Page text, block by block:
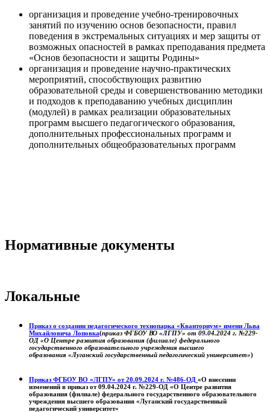
организация и проведение учебно-тренировочных
занятий по изучению основ безопасности, правил
поведения в экстремальных ситуациях и мер защиты от
возможных опасностей в рамках преподавания предмета
«Основ безопасности и защиты Родины»
организация и проведение научно-практических
мероприятий, способствующих развитию
образовательной среды и совершенствованию методики
и подходов к преподаванию учебных дисциплин
(модулей) в рамках реализации образовательных
программ высшего педагогического образования,
дополнительных профессиональных программ и
дополнительных общеобразовательных программ
Нормативные документы
Локальные
Приказ о создании педагогического технопарка «Кванториум» имени Льва
Михайловича Лоповка(приказ ФГБОУ ВО «ЛГПУ» от 09.04.2024 г. №229-
ОД «О Центре развития образования (филиале) федерального
государственного образовательного учреждения высшего
образования «Луганский государственный педагогический университет»)
Приказ ФГБОУ ВО «ЛГПУ» от 20.09.2024 г. №486-ОД «О внесении
изменений в приказ от 09.04.2024 г. №229-ОД «О Центре развития
образования (филиале) федерального государственного образовательного
учреждения высшего образования «Луганский государственный
педагогический университет»